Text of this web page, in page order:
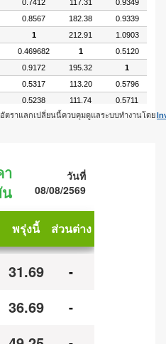
อัตราแลกเปลี่ยนนี้ควบคุมดูแลระบบทำงานโดย